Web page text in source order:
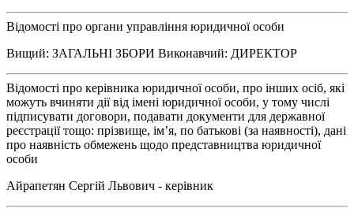
Відомості про органи управління юридичної особи
Вищий: ЗАГАЛЬНІ ЗБОРИ Виконавчий: ДИРЕКТОР
Відомості про керівника юридичної особи, про інших осіб, які
можуть вчиняти дії від імені юридичної особи, у тому числі
підписувати договори, подавати документи для державної
реєстрації тощо: прізвище, ім’я, по батькові (за наявності), дані
про наявність обмежень щодо представництва юридичної
особи
Айрапетян Сергій Львович - керівник